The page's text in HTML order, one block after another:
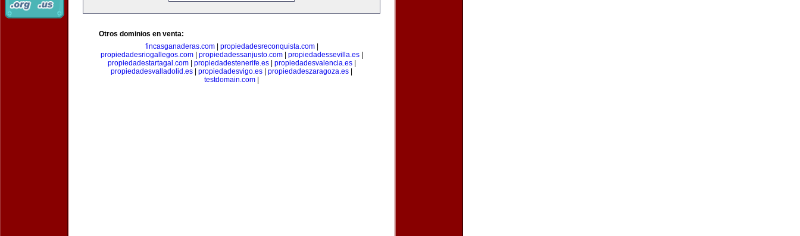
Otros dominios en venta:
fincasganaderas.com| propiedadesreconquista.com|
propiedadesriogallegos.com| propiedadessanjusto.com| propiedadessevilla.es|
propiedadestartagal.com| propiedadestenerife.es| propiedadesvalencia.es|
propiedadesvalladolid.es
propiedadesvigo.es propiedadeszaragoza.es
testdomain.com